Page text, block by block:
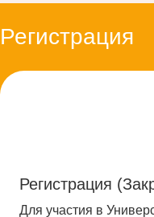
Регистрация
Регистрация
Для участия в